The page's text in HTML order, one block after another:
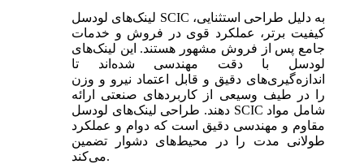
لینک‌های لودسل SCIC به دلیل طراحی استثنایی،
کیفیت برتر، عملکرد قوی در فروش و خدمات
جامع پس از فروش مشهور هستند. این لینک‌های
لودسل با دقت مهندسی شده‌اند تا
اندازه‌گیری‌های دقیق و قابل اعتماد نیرو و وزن
را در طیف وسیعی از کاربردهای صنعتی ارائه
دهند. طراحی لینک‌های لودسل SCIC شامل مواد
مقاوم و مهندسی دقیق است که دوام و عملکرد
طولانی مدت را در محیط‌های دشوار تضمین
می‌کند.